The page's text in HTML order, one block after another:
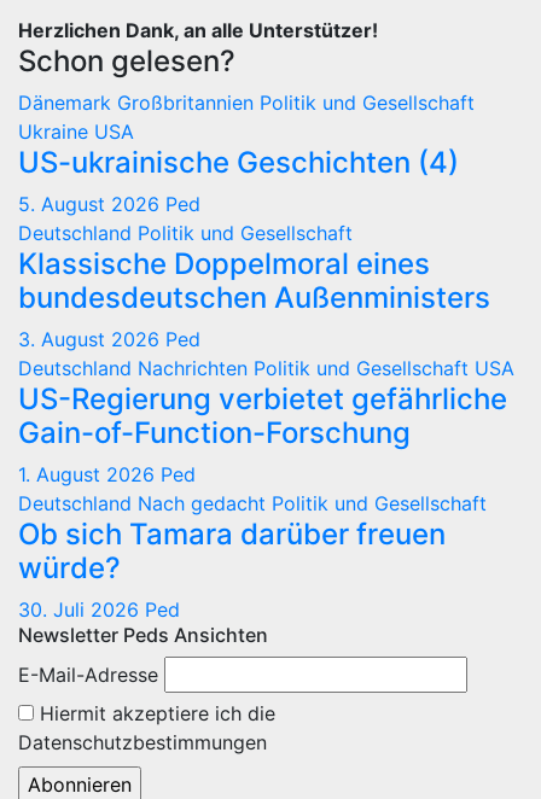
Herzlichen Dank, an alle Unterstützer!
Schon gelesen?
Dänemark Großbritannien Politik und Gesellschaft
Ukraine USA
US-ukrainische Geschichten (4)
5. August 2026 Ped
Deutschland Politik und Gesellschaft
Klassische Doppelmoral eines
bundesdeutschen Außenministers
3. August 2026 Ped
Deutschland Nachrichten Politik und Gesellschaft USA
US-Regierung verbietet gefährliche
Gain-of-Function-Forschung
1. August 2026 Ped
Deutschland Nach gedacht Politik und Gesellschaft
Ob sich Tamara darüber freuen
würde?
30. Juli 2026 Ped
Newsletter Peds Ansichten
E-Mail-Adresse
Hiermit akzeptiere ich die
Datenschutzbestimmungen